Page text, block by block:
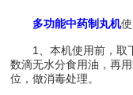
多功能中药制丸机
1、本机使用前，取下
数滴无水分食用油，再
位，做消毒处理。